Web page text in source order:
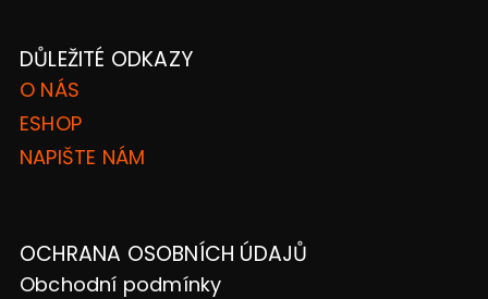
DŮLEŽITÉ ODKAZY
O NÁS
ESHOP
NAPIŠTE NÁM
OCHRANA OSOBNÍCH ÚDAJŮ
Obchodní podmínky